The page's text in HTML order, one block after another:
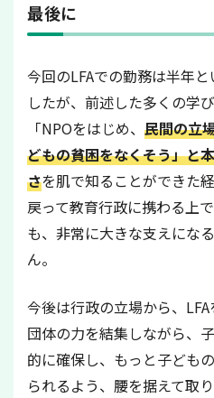
最後に
今回のLFAでの勤務は半年
したが、前述した多くの学
「NPOをはじめ、 民間の立
どもの貧困をなくそう」と
さを肌で知ることができた
戻って教育行政に携わる上
も、非常に大きな支えにな
ん。
今後は行政の立場から、
団体の力を結集しながら、
的に確保し、もっと子ども
られるよう、腰を据えて取